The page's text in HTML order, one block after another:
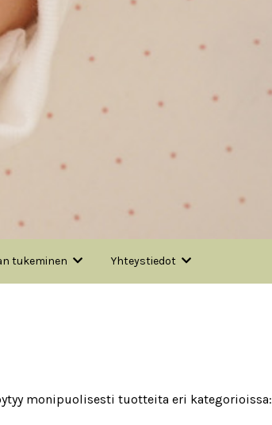
tukeminen Yhteystiedot
monipuolisesti tuotteita eri kategorioissa: